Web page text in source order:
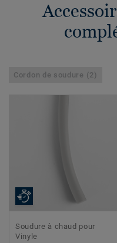
Cordon de soudure (2)
Soudure à chaud pour
Vinyle